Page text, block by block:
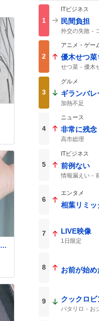
1
ITビジネス
民間負担
外交の失敗
2
アニメ・ゲー
優木せつ菜
せつ菜 優木
3
グルメ
ギランバ
加熱不足
4
ニュース
非常に残念
高市総理
5
ITビジネス
前例ない
情報漏えい
6
エンタメ
相葉リミッ
7 LIVE映像
1日限定
8 お前が始
9 クックロビ
パタリロ お